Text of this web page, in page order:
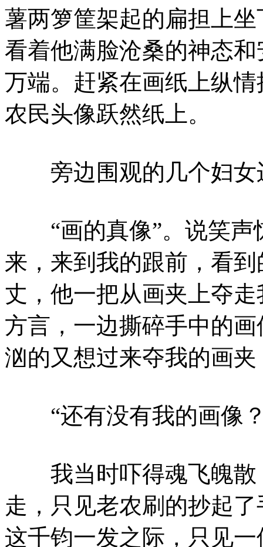
薯两箩筐架起的扁担上
看着他满脸沧桑的神态
万端。赶紧在画纸上纵
农民头像跃然纸上。
旁边围观的几个妇女
“画的真像”。说笑声
来，来到我的跟前，看
丈，他一把从画夹上夺
方言，一边撕碎手中的
汹的又想过来夺我的画
“还有没有我的画像
我当时吓得魂飞魄散
走，只见老农刷的抄起
这千钧一发之际，只见